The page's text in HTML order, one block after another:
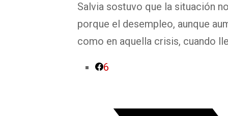
Salvia sostuvo que la situación
porque el desempleo, aunque
como en aquella crisis, cuando
6